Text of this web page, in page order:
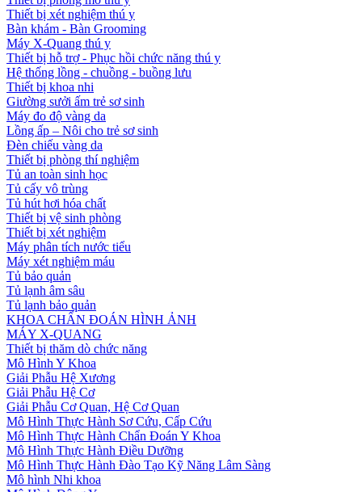
Thiết bị xét nghiệm thú y
Bàn khám - Bàn Grooming
Máy X-Quang thú y
Thiết bị hỗ trợ - Phục hồi chức năng thú y
Hệ thống lồng - chuồng - buồng lưu
Thiết bị khoa nhi
Giường sưởi ấm trẻ sơ sinh
Máy đo độ vàng da
Lồng ấp – Nôi cho trẻ sơ sinh
Đèn chiếu vàng da
Thiết bị phòng thí nghiệm
Tủ an toàn sinh học
Tủ cấy vô trùng
Tủ hút hơi hóa chất
Thiết bị vệ sinh phòng
Thiết bị xét nghiệm
Máy phân tích nước tiểu
Máy xét nghiệm máu
Tủ bảo quản
Tủ lạnh âm sâu
Tủ lạnh bảo quản
KHOA CHẨN ĐOÁN HÌNH ẢNH
MÁY X-QUANG
Thiết bị thăm dò chức năng
Mô Hình Y Khoa
Giải Phẫu Hệ Xương
Giải Phẫu Hệ Cơ
Giải Phẫu Cơ Quan, Hệ Cơ Quan
Mô Hình Thực Hành Sơ Cứu, Cấp Cứu
Mô Hình Thực Hành Chẩn Đoán Y Khoa
Mô Hình Thực Hành Điều Dưỡng
Mô Hình Thực Hành Đào Tạo Kỹ Năng Lâm Sàng
Mô hình Nhi khoa